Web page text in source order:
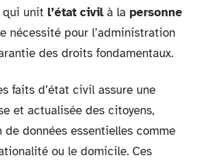
qui unit l’état civilà la personne
nécessité pour l’administration
des droits fondamentaux.
faits d’état civil assure une
et actualisée des citoyens,
données essentielles comme
ou le domicile. Ces